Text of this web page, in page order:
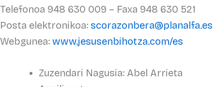
Telefonoa 948 630 009 – Faxa 948 630 521
Posta elektronikoa: scorazonbera@planalfa.es
Webgunea: www.jesusenbihotza.com/es
Zuzendari Nagusia: Abel Arrieta